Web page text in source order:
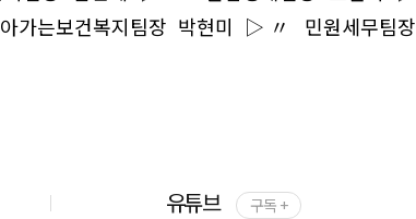
는보건복지팀장 박현미 ▷〃 민원세무팀장
유튜브 구독 +